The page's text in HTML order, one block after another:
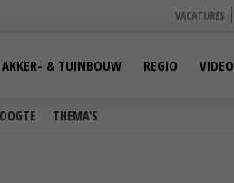
VACATURES
THEMA'S
AKKER- & TUINBOUW REGIO VIDEO